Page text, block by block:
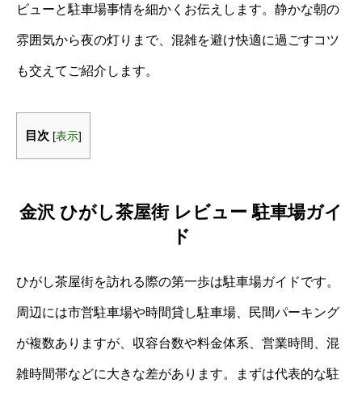
ビューと駐車場事情を細かくお伝えします。静かな朝の
雰囲気から夜の灯りまで、混雑を避け快適に過ごすコツ
も交えてご紹介します。
目次 [表示]
金沢 ひがし茶屋街 レビュー 駐車場ガイ
ド
ひがし茶屋街を訪れる際の第一歩は駐車場ガイドです。
周辺には市営駐車場や時間貸し駐車場、民間パーキング
が複数ありますが、収容台数や料金体系、営業時間、混
雑時間帯などに大きな差があります。まずは代表的な駐